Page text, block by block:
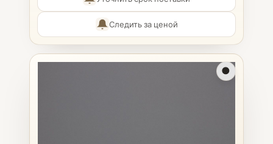
Следить за ценой